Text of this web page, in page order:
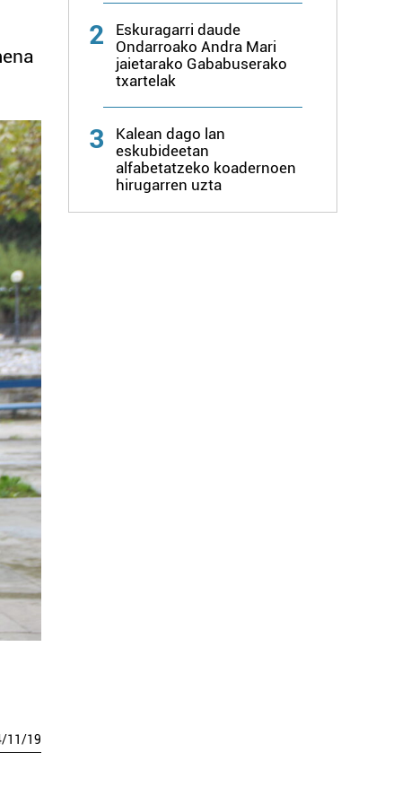
/11/19
2
Eskuragarri daude
Ondarroako Andra Mari
jaietarako Gababuserako
txartelak
3
Kalean dago lan
eskubideetan
alfabetatzeko koadernoen
hirugarren uzta